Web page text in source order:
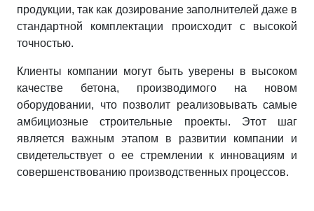
продукции, так как дозирование заполнителей даже в
стандартной комплектации происходит с высокой
точностью.
Клиенты компании могут быть уверены в высоком
качестве бетона, производимого на новом
оборудовании, что позволит реализовывать самые
амбициозные строительные проекты. Этот шаг
является важным этапом в развитии компании и
свидетельствует о ее стремлении к инновациям и
совершенствованию производственных процессов.